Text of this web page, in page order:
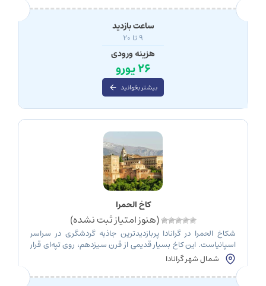
ساگرادا فامیلیا، این کلیسا با وجود ناقص بودن، همچنان یکی از
ساعت بازدید
9 تا 20
هزینه ورودی
26 یورو
بیشتر بخوانید
کاخ الحمرا
(هنوز امتیاز ثبت نشده)
شکاخ الحمرا در گرانادا پربازدیدترین جاذبه گردشگری در سراسر
اسپانیاست. این کاخ بسیار قدیمی از قرن سیزدهم، روی تپه‌ای قرار
دارد و مشرف به کوه‌های پوشیده از برف و شهر گرانادا است. با بازدید
از الحمرا، معماری اسلامی را به بهترین شکل تجربه می‌کنید و
مناظری الهام‌بخش و باشکوه از کوه‌های سیرا نوادا و تپه‌های […]
شمال شهر گرانادا